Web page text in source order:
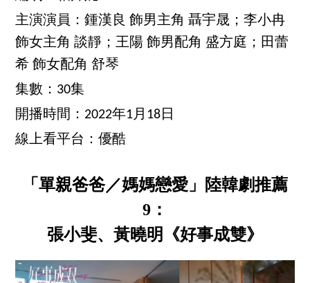
主演演員：鍾漢良 飾男主角 聶宇晟；李小冉
飾女主角 談靜；王陽 飾男配角 盛方庭；田蕾
希 飾女配角 舒琴
集數：30集
開播時間：2022年1月18日
線上看平台：優酷
「單親爸爸／媽媽戀愛」陸韓劇推薦
9：
張小斐、黃曉明《好事成雙》